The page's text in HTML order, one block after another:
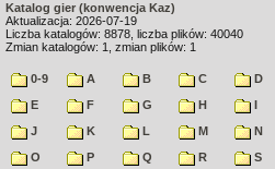
Katalog gier (konwencja Kaz)
Aktualizacja: 2026-07-19
Liczba katalogów: 8878, liczba plików: 40040
Zmian katalogów: 1, zmian plików: 1
0-9 A B C
D
E
F G H
I
J
K L M
N
O
P Q R
S